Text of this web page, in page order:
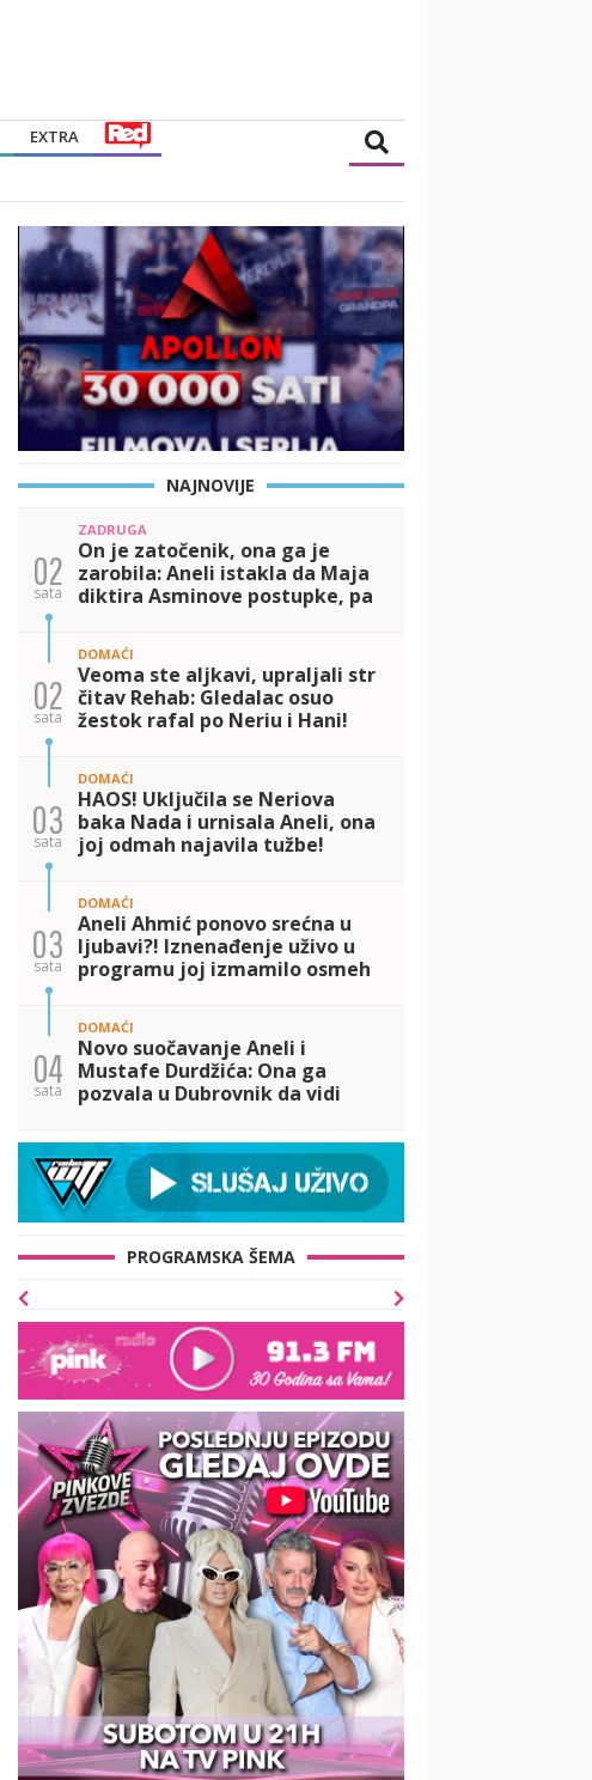
EXTRA
NAJNOVIJE
02
sata
ZADRUGA
On je zatočenik, ona ga je
zarobila: Aneli istakla da Maja
diktira Asminove postupke, pa
prijatelji odrekli! (VIDEO)
02
sata
DOMAĆI
Veoma ste aljkavi, upraljali str
čitav Rehab: Gledalac osuo
žestok rafal po Neriu i Hani!
03
sata
DOMAĆI
HAOS! Uključila se Neriova
baka Nada i urnisala Aneli, ona
joj odmah najavila tužbe!
03
sata
DOMAĆI
Aneli Ahmić ponovo srećna u
ljubavi?! Iznenađenje uživo u
programu joj izmamilo osmeh
ceduljici koju je dobila! (VIDEO
04
sata
DOMAĆI
Novo suočavanje Aneli i
Mustafe Durdžića: Ona ga
pozvala u Dubrovnik da vidi
razlog (VIDEO)
PROGRAMSKA ŠEMA